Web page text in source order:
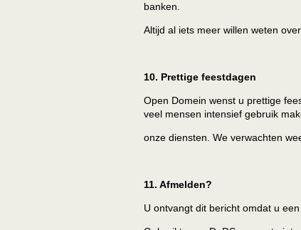
banken.
Altijd al iets meer willen weten
10. Prettige feestdagen
Open Domein wenst u prettige
veel mensen intensief gebruik
onze diensten. We verwachten
11. Afmelden?
U ontvangt dit bericht omdat u